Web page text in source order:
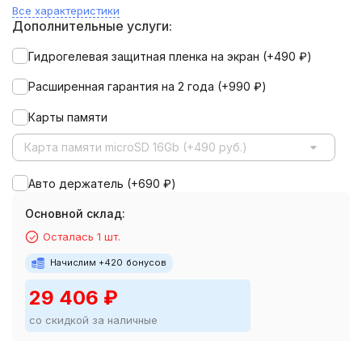
Все характеристики
Дополнительные услуги:
Гидрогелевая защитная пленка на экран (+490 ₽)
Расширенная гарантия на 2 года (+990 ₽)
Карты памяти
Карта памяти microSD 16Gb (+490 руб.)
Авто держатель (+690 ₽)
Основной склад:
Осталась 1 шт.
Начислим +420 бонусов
29 406 ₽
со скидкой за наличные